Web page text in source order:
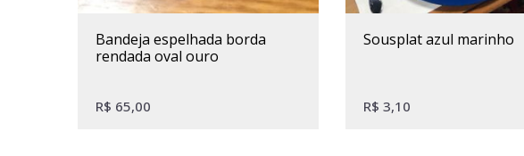
bandeja espelhada borda
rendada oval ouro
R$ 65,00
sousplat azul marinho
R$ 3,10